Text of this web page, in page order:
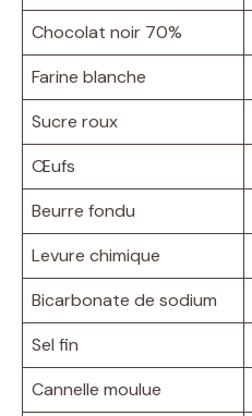
Chocolat noir 70%
Farine blanche
Sucre roux
Œufs
Beurre fondu
Levure chimique
Bicarbonate de sodium
Sel fin
Cannelle moulue